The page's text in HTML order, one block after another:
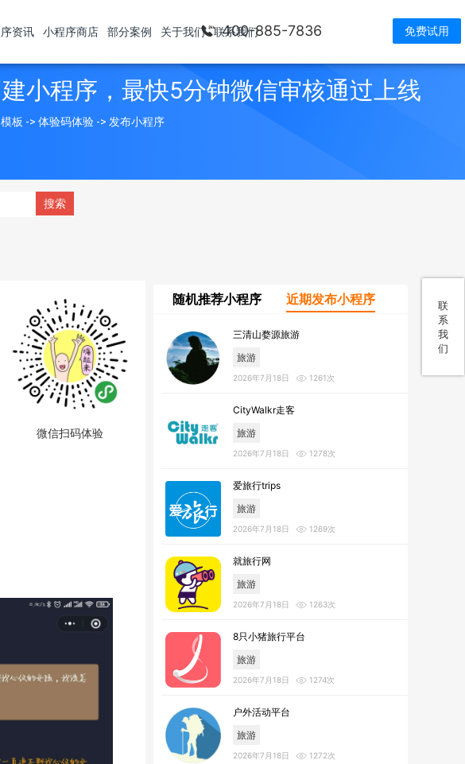
400-885-7836 免费试用
资讯 小程序商店 部分案例 关于我们 联系我们
联
系
我
们
小程序，最快5分钟微信审核通过上线
板 -> 体验码体验 -> 发布小程序
微信扫码体验
随机推荐小程序 近期发布小程序
三清山婺源旅游
旅游
2026年7月18日 1261次
CityWalkr走客
旅游
2026年7月18日 1278次
爱旅行trips
旅游
2026年7月18日 1269次
就旅行网
旅游
2026年7月18日 1263次
8只小猪旅行平台
旅游
2026年7月18日 1274次
户外活动平台
旅游
2026年7月18日 1272次